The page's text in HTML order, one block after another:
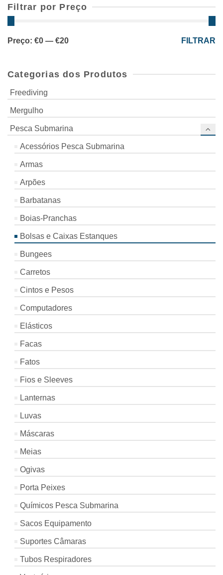
Filtrar por Preço
Preço
Preço
FILTRAR
Preço: €0 — €20
Categorias dos Produtos
Freediving
Mergulho
Pesca Submarina
Acessórios Pesca Submarina
Armas
Arpões
Barbatanas
Boias-Pranchas
Bolsas e Caixas Estanques
Bungees
Carretos
Cintos e Pesos
Computadores
Elásticos
Facas
Fatos
Fios e Sleeves
Lanternas
Luvas
Máscaras
Meias
Ogivas
Porta Peixes
Químicos Pesca Submarina
Sacos Equipamento
Suportes Câmaras
Tubos Respiradores